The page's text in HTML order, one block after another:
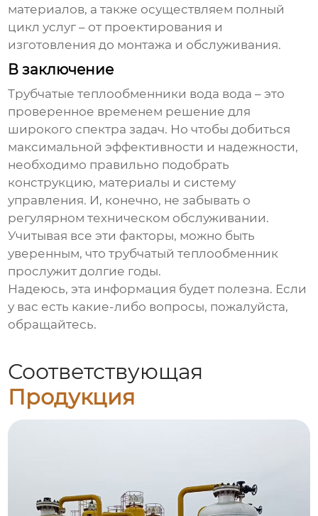
материалов, а также осуществляем полный
цикл услуг – от проектирования и
изготовления до монтажа и обслуживания.
В заключение
Трубчатые теплообменники вода вода – это
проверенное временем решение для
широкого спектра задач. Но чтобы добиться
максимальной эффективности и надежности,
необходимо правильно подобрать
конструкцию, материалы и систему
управления. И, конечно, не забывать о
регулярном техническом обслуживании.
Учитывая все эти факторы, можно быть
уверенным, чтотрубчатый теплообменник
прослужит долгие годы.
Надеюсь, эта информация будет полезна. Если
у вас есть какие-либо вопросы, пожалуйста,
обращайтесь.
Соответствующая
Продукция